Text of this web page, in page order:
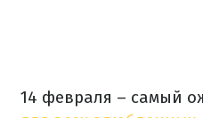
14 февраля – самый